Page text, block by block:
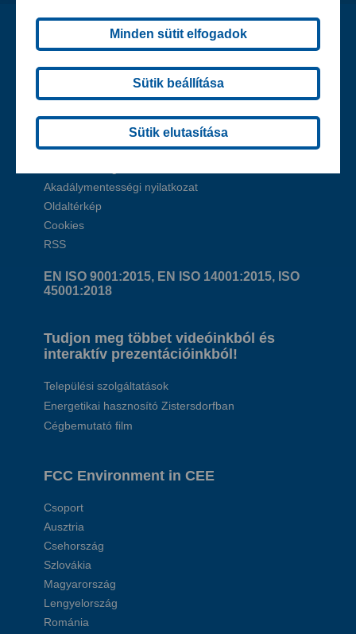
Minden sütit elfogadok
Sütik beállítása
Sütik elutasítása
Általános beszerzési feltételek
Akadálymentességi nyilatkozat
Oldaltérkép
Cookies
RSS
EN ISO 9001:2015, EN ISO 14001:2015, ISO
45001:2018
Tudjon meg többet videóinkból és
interaktív prezentációinkból!
Települési szolgáltatások
Energetikai hasznosító Zistersdorfban
Cégbemutató film
FCC Environment in CEE
Csoport
Ausztria
Csehország
Szlovákia
Magyarország
Lengyelország
Románia